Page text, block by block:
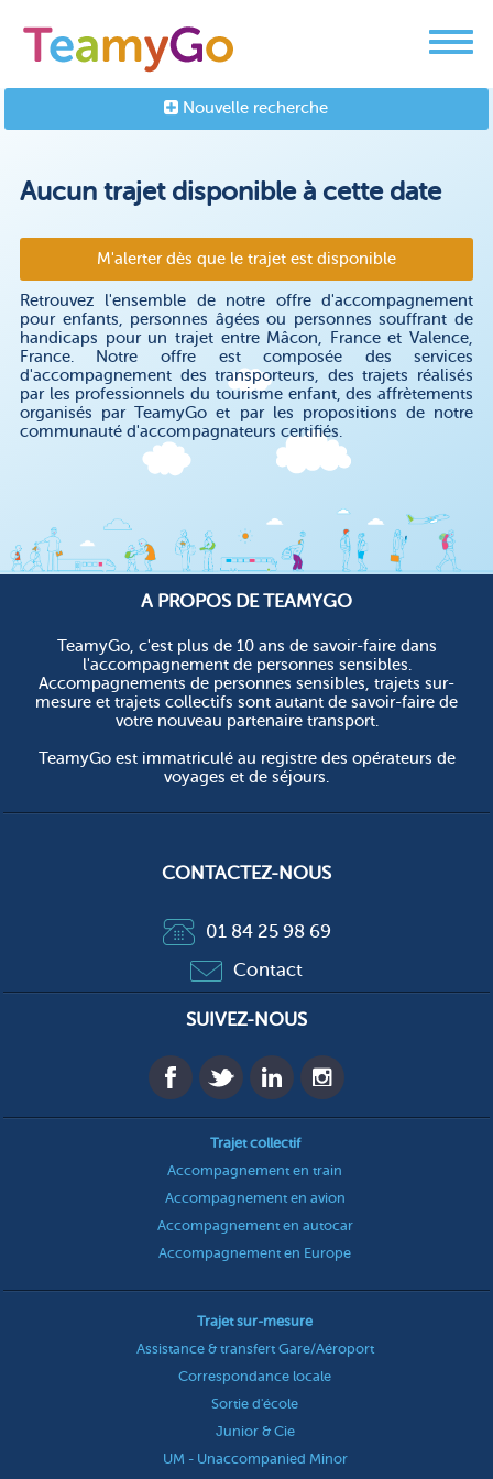
Nouvelle recherche
Aucun trajet disponible à cette date
M'alerter dès que le trajet est disponible
Retrouvez l'ensemble de notre offre d'accompagnement
pour enfants, personnes âgées ou personnes souffrant de
handicaps pour un trajet entre Mâcon, France et Valence,
France. Notre offre est composée des services
d'accompagnement des transporteurs, des trajets réalisés
par les professionnels du tourisme enfant, des affrètements
organisés par TeamyGo et par les propositions de notre
communauté d'accompagnateurs certifiés.
A PROPOS DE TEAMYGO
TeamyGo, c'est plus de 10 ans de savoir-faire dans
l'accompagnement de personnes sensibles.
Accompagnements de personnes sensibles, trajets sur-
mesure et trajets collectifs sont autant de savoir-faire de
votre nouveau partenaire transport.
TeamyGo est immatriculé au registre des opérateurs de
voyages et de séjours.
CONTACTEZ-NOUS
01 84 25 98 69
Contact
SUIVEZ-NOUS
Trajet collectif
Accompagnement en train
Accompagnement en avion
Accompagnement en autocar
Accompagnement en Europe
Trajet sur-mesure
Assistance & transfert Gare/Aéroport
Correspondance locale
Sortie d'école
Junior & Cie
UM - Unaccompanied Minor